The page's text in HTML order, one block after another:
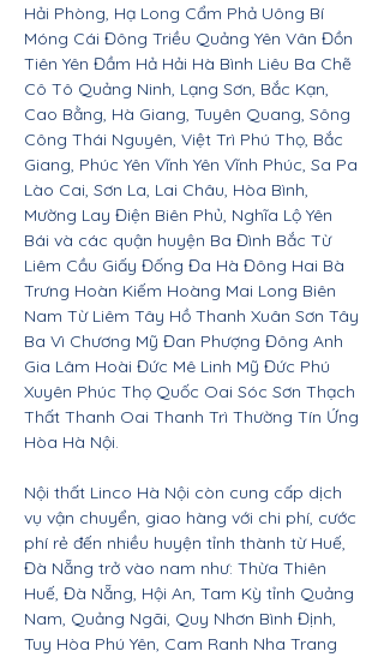
Hải Phòng, Hạ Long Cẩm Phả Uông Bí
Móng Cái Đông Triều Quảng Yên Vân Đồn
Tiên Yên Đầm Hả Hải Hà Bình Liêu Ba Chẽ
Cô Tô Quảng Ninh, Lạng Sơn, Bắc Kạn,
Cao Bằng, Hà Giang, Tuyên Quang, Sông
Công Thái Nguyên, Việt Trì Phú Thọ, Bắc
Giang, Phúc Yên Vĩnh Yên Vĩnh Phúc, Sa Pa
Lào Cai, Sơn La, Lai Châu, Hòa Bình,
Mường Lay Điện Biên Phủ, Nghĩa Lộ Yên
Bái và các quận huyện Ba Đình Bắc Từ
Liêm Cầu Giấy Đống Đa Hà Đông Hai Bà
Trưng Hoàn Kiếm Hoàng Mai Long Biên
Nam Từ Liêm Tây Hồ Thanh Xuân Sơn Tây
Ba Vì Chương Mỹ Đan Phượng Đông Anh
Gia Lâm Hoài Đức Mê Linh Mỹ Đức Phú
Xuyên Phúc Thọ Quốc Oai Sóc Sơn Thạch
Thất Thanh Oai Thanh Trì Thường Tín Ứng
Hòa Hà Nội.
Nội thất Linco Hà Nội còn cung cấp dịch
vụ vận chuyển, giao hàng với chi phí, cước
phí rẻ đến nhiều huyện tỉnh thành từ Huế,
Đà Nẵng trở vào nam như: Thừa Thiên
Huế, Đà Nẵng, Hội An, Tam Kỳ tỉnh Quảng
Nam, Quảng Ngãi, Quy Nhơn Bình Định,
Tuy Hòa Phú Yên, Cam Ranh Nha Trang